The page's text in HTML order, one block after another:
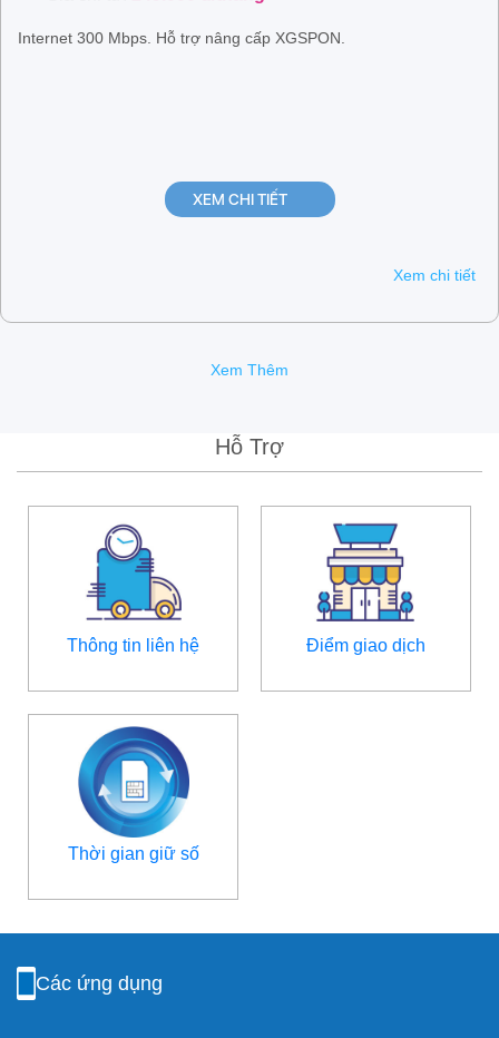
Internet 300 Mbps. Hỗ trợ nâng cấp XGSPON.
XEM CHI TIẾT
Xem chi tiết
Xem Thêm
Hỗ Trợ
Thông tin liên hệ Điểm giao dịch
Thời gian giữ số
Các ứng dụng